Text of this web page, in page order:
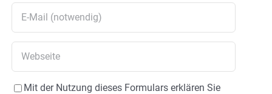
Mit der Nutzung dieses Formulars erklären Sie